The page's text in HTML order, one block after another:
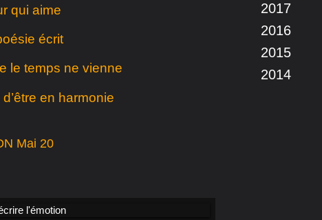
qui aime
écrit
le temps ne vienne
d’être en harmonie
Mai 20
2017
2016
2015
2014